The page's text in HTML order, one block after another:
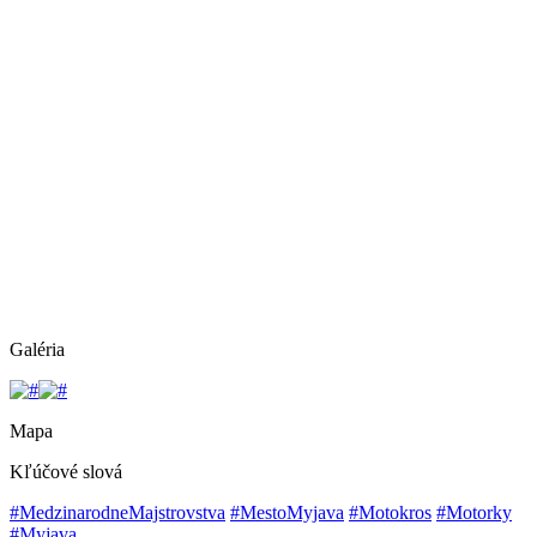
Galéria
Mapa
Kľúčové slová
#MedzinarodneMajstrovstva #MestoMyjava #Motokros #Motorky